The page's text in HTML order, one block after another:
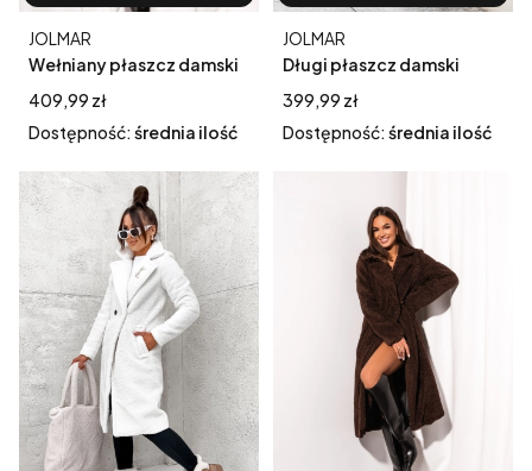
Wełniany płaszcz damski
kolor cappucino
Producent
JOLMAR
Cena
409,99 zł
Dostępność: średnia ilość
Długi płaszcz damski
baranek czarny
Producent
JOLMAR
Cena
399,99 zł
Dostępność: średnia ilość